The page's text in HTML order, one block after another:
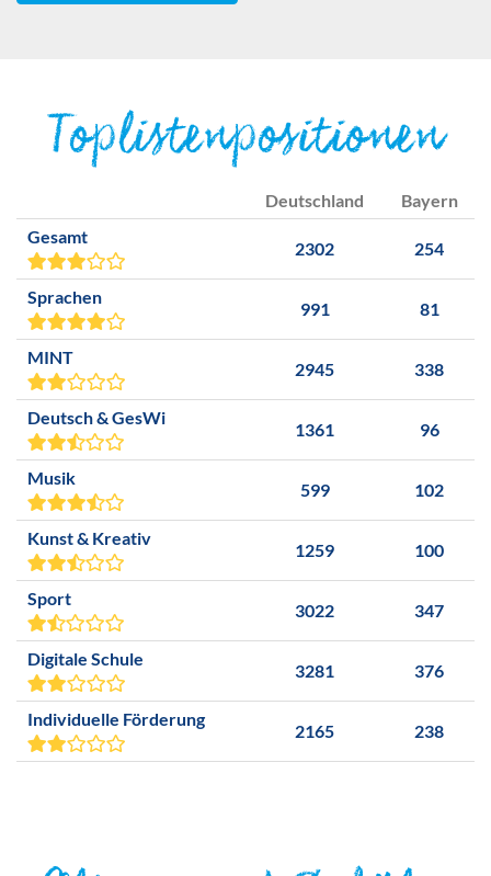
Toplistenpositionen
Deutschland
Bayern
Gesamt
2302 254
Sprachen
991 81
MINT
2945 338
Deutsch & GesWi
1361 96
Musik
599 102
Kunst & Kreativ
1259 100
Sport
3022 347
Digitale Schule
3281 376
Individuelle Förderung
2165 238